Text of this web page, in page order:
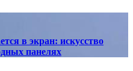
в экран: искусство
панелях